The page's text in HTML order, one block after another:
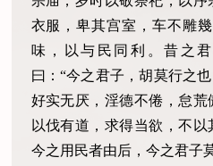
衣服，卑其宫室，车不雕
味，以与民同利。昔之
曰：“今之君子，胡莫行之
好实无厌，淫德不倦，怠
以伐有道，求得当欲，不以
今之用民者由后，今之君子